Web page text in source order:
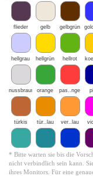
flieder gelb gelbgrün
hellgrau hellgrün hellrot
nussbraun orange pas..nge
türkis tür..lau ver..lau
* Bitte warten sie bis die
nicht verbindlich sein kann.
ihres Monitors. Für eine